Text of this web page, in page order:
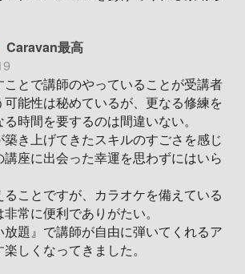
Caravan最高
ことで講師のやっていることが受講者
能性は秘めているが、更なる修練を
時間を要するのは間違いない。
き上げてきたスキルのすごさを感じ
座に出会った幸運を思わずにはいら
ことですが、カラオケを備えている
常に便利でありがたい。
題』で講師が自由に弾いてくれるア
しくなってきました。